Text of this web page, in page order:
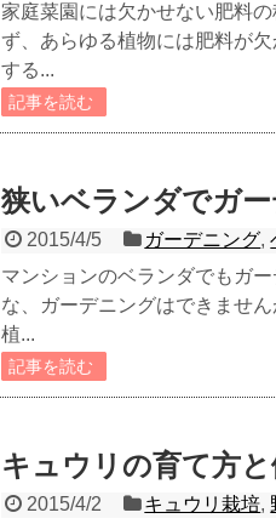
家庭菜園には欠かせない肥料
ず、あらゆる植物には肥料が
する...
記事を読む
狭いベランダでガ
2015/4/5 ガーデニング,
マンションのベランダでもガ
な、ガーデニングはできませ
植...
記事を読む
キュウリの育て方と
2015/4/2 キュウリ栽培,